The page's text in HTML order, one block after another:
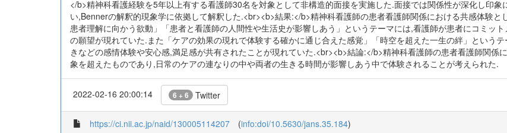
<b>目的:</b>精神科看護師が日常的な看護実践の中で意識的あるいは無意識的に経験している患者看護師関係にお
</b>精神科看護経験を5年以上有する看護師30名を対象として非構造的面接を実施した.面接では関係性が深化し印
い,Bennerの解釈的現象学に依拠して解釈した.<br><b>結果:</b>精神科看護師の患者看護師関係における共感体験
患者理解に向かう欲動」「患者と看護師の人間性や生活史が影響しあう」というテーマには,看護師が患者にコミッ
きなどの感情体験や安心感,満足感が共有されたことが現れていた.<br><b>結論:</b>精神科看護師の患者看護師関係
象を超えたものであり,日常のケアの連なりの中や両者の生きる時間が影響しあう中で体験されることが考えられた.
2022-02-16 20:00:14 6 + 6 Twitter